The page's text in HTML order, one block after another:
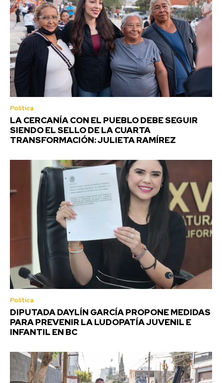
Política
LA CERCANÍA CON EL PUEBLO DEBE SEGUIR
SIENDO EL SELLO DE LA CUARTA
TRANSFORMACIÓN: JULIETA RAMÍREZ
Política
DIPUTADA DAYLÍN GARCÍA PROPONE MEDIDAS
PARA PREVENIR LA LUDOPATÍA JUVENIL E
INFANTIL EN BC